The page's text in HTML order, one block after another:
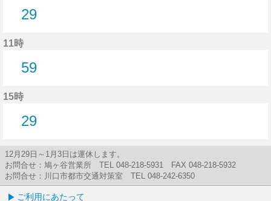
29
11時
59
15時
29
12月29日～1月3日は運休します。
お問合せ：鳩ヶ谷営業所 TEL 048-218-5931 FAX 048-218-5932
お問合せ：川口市都市交通対策室 TEL 048-242-6350
ご利用にあたって